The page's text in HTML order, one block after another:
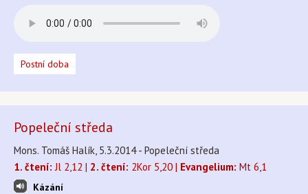
Postní doba
Popeleční středa
Mons. Tomáš Halík, 5.3.2014 - Popeleční středa
1. čtení: Jl 2,12 | 2. čtení: 2Kor 5,20 | Evangelium: Mt 6,1
Kázání